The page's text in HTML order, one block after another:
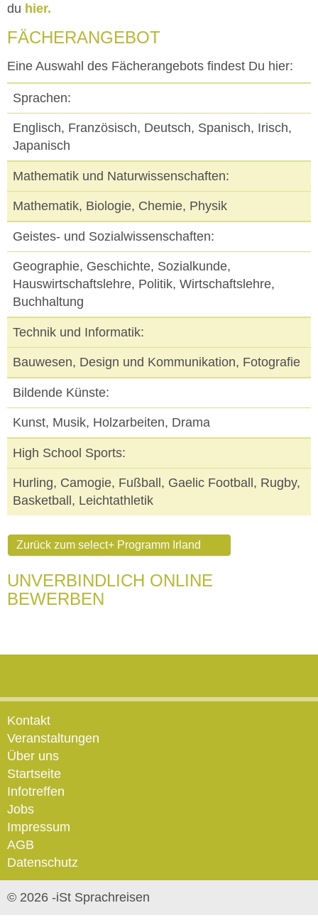
du hier.
FÄCHERANGEBOT
Eine Auswahl des Fächerangebots findest Du hier:
Sprachen:
Englisch, Französisch, Deutsch, Spanisch, Irisch,
Japanisch
Mathematik und Naturwissenschaften:
Mathematik, Biologie, Chemie, Physik
Geistes- und Sozialwissenschaften:
Geographie, Geschichte, Sozialkunde,
Hauswirtschaftslehre, Politik, Wirtschaftslehre,
Buchhaltung
Technik und Informatik:
Bauwesen, Design und Kommunikation, Fotografie
Bildende Künste:
Kunst, Musik, Holzarbeiten, Drama
High School Sports:
Hurling, Camogie, Fußball, Gaelic Football, Rugby,
Basketball, Leichtathletik
Zurück zum select+ Programm Irland
UNVERBINDLICH ONLINE
BEWERBEN
Kontakt
Veranstaltungen
Über uns
Startseite
Infotreffen
Jobs
Impressum
AGB
Datenschutz
© 2026 -iSt Sprachreisen